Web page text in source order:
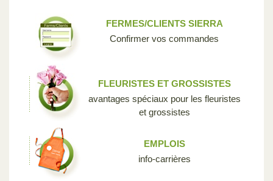
FERMES/CLIENTS SIERRA
Confirmer vos commandes
FLEURISTES ET GROSSISTES
avantages spéciaux pour les fleuristes
et grossistes
EMPLOIS
info-carrières